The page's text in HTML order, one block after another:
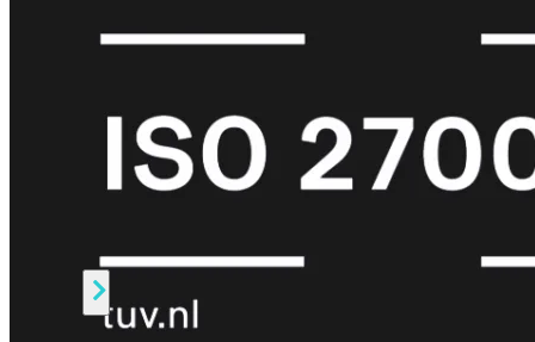
60FFortiWiFi
71G FortiWiFi
80FFortiWiFi
81F
Licentie
Alle